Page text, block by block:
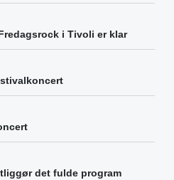
i Tivoli er klar
det fulde program